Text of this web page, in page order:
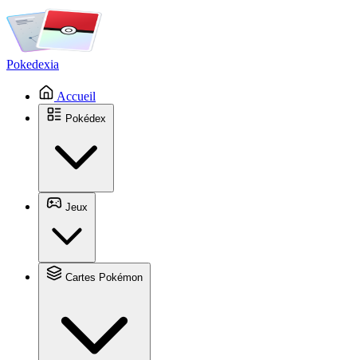
Pokedexia
Accueil